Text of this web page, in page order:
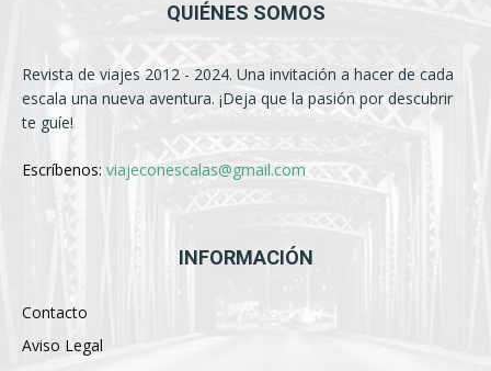
QUIÉNES SOMOS
Revista de viajes 2012 - 2024. Una invitación a hacer de cada
escala una nueva aventura. ¡Deja que la pasión por descubrir
te guíe!
Escríbenos: viajeconescalas@gmail.com
INFORMACIÓN
Contacto
Aviso Legal